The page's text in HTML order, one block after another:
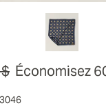
Économisez